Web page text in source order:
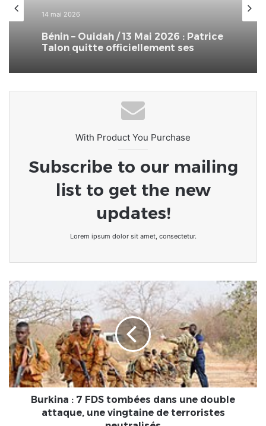
14 mai 2026
Talon quitte officiellement ses
fonctions
With Product You Purchase
Subscribe to our mailing
list to get the new
updates!
Lorem ipsum dolor sit amet, consectetur.
Burkina
:
7
FDS
tombées
dans
une
double
attaque,
Burkina : 7 FDS tombées dans une double
attaque, une vingtaine de terroristes